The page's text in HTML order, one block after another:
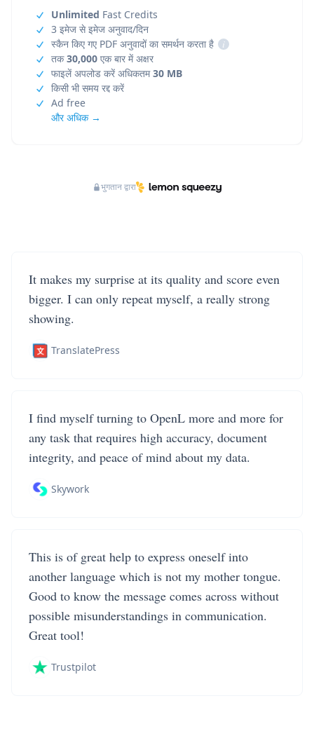
Unlimited Fast Credits
3 इमेज से इमेज अनुवाद/दिन
स्कैन किए गए PDF अनुवादों का समर्थन करता है
i
तक30,000 एक बार में अक्षर
फाइलें अपलोड करें अधिकतम30 MB
किसी भी समय रद्द करें
Ad free
और अधिक →
भुगतान द्वारा
It makes my surprise at its quality and score even
bigger. I can only repeat myself, a really strong
showing.
TranslatePress
I find myself turning to OpenL more and more for
any task that requires high accuracy, document
integrity, and peace of mind about my data.
Skywork
This is of great help to express oneself into
another language which is not my mother tongue.
Good to know the message comes across without
possible misunderstandings in communication.
Great tool!
Trustpilot